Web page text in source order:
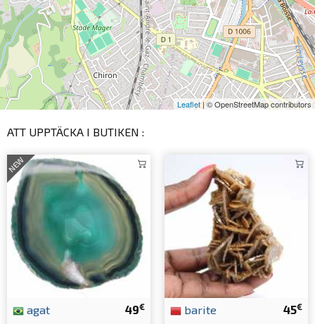
Leaflet| © OpenStreetMap contributors
ATT UPPTÄCKA I BUTIKEN :
NEW
49€
agat 45€
barite